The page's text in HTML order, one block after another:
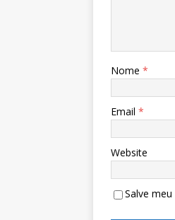
Nome *
Email *
Website
Salve